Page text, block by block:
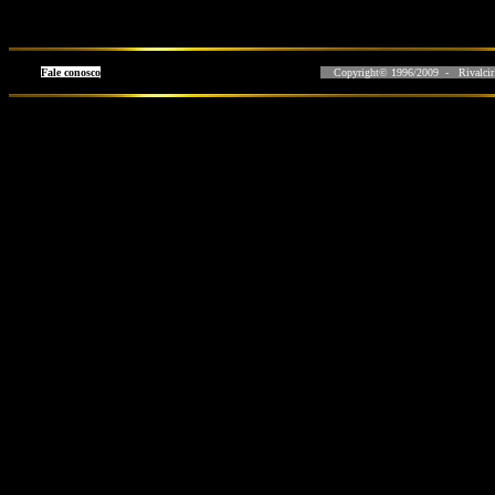
Fale conosco Copyright© 1996/2009 - Rivalcir